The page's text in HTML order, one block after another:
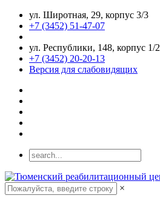
ул. Широтная, 29, корпус 3/3
+7 (3452) 51-47-07
ул. Республики, 148, корпус 1/2
+7 (3452) 20-20-13
Версия для слабовидящих
×